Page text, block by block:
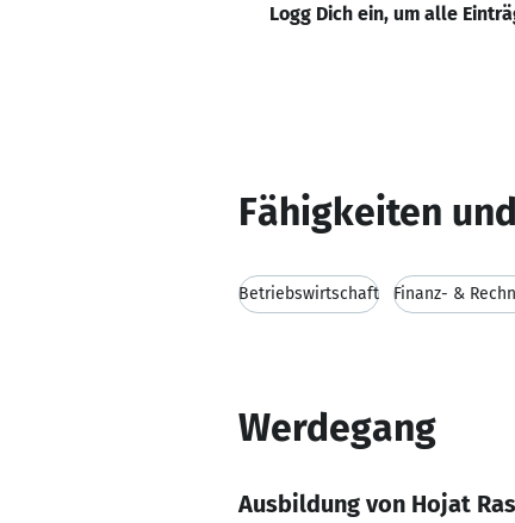
Logg Dich ein, um alle
Fähigkeiten
Betriebswirtschaft Finanz- &
Werdegang
Ausbildung von Hojat